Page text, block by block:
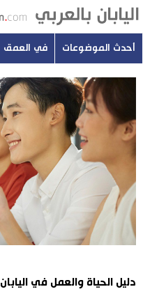
أحدث الموضوعات
في العمق
إنفوغرافيك اليابان
سياحة وسفر
أحدث الموضوعات في العمق
دليل الحياة والعمل في اليابان